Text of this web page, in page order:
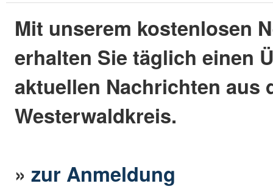
Mit unserem kostenlosen
erhalten Sie täglich einen
aktuellen Nachrichten aus
Westerwaldkreis.
»zur Anmeldung